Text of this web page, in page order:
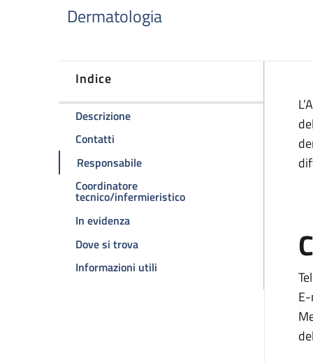
Dermatologia
Indice
Descrizionedella pagina Ambulatorio dermatosi
Contatti della pagina Ambulatorio dermatosi
Responsabiledella pagina Ambulatorio
Coordinatore
tecnico/infermieristicodella pagina Ambulatorio
In evidenzadella pagina Ambulatorio dermatosi
Dove si trovadella pagina Ambulatorio dermatosi
Informazioni utili